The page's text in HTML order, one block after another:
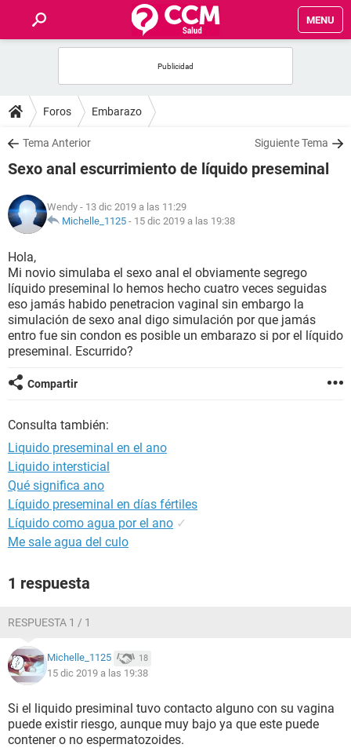
MENU
FOROS
SALUD
NUTRICIÓN
BIENESTAR
SEXUALIDAD
GLOSARIO
Foros Embarazo
Tema Anterior Siguiente Tema
Sexo anal escurrimiento de líquido preseminal
Wendy - 13 dic 2019 a las 11:29
Michelle_1125 - 15 dic 2019 a las 19:38
Hola,
Mi novio simulaba el sexo anal el obviamente segrego
líquido preseminal lo hemos hecho cuatro veces seguidas
eso jamás habido penetracion vaginal sin embargo la
simulación de sexo anal digo simulación por que jamás
entro fue sin condon es posible un embarazo si por el líquido
preseminal. Escurrido?
Compartir
Consulta también:
Liquido preseminal en el ano
Liquido intersticial
Qué significa ano
Líquido preseminal en días fértiles
Líquido como agua por el ano ✓
Me sale agua del culo
1 respuesta
RESPUESTA 1 / 1
Michelle_1125 18
15 dic 2019 a las 19:38
Si el liquido presiminal tuvo contacto alguno con su vagina
puede existir riesgo, aunque muy bajo ya que este puede
contener o no espermatozoides.